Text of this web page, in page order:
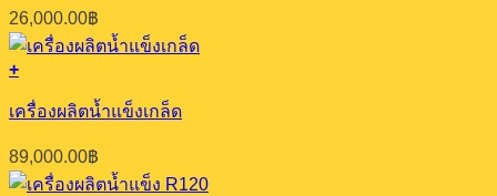
26,000.00฿
+
เครื่องผลิตน้ำแข็งเกล็ด
89,000.00฿